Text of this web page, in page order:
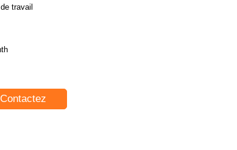
travail
Contactez